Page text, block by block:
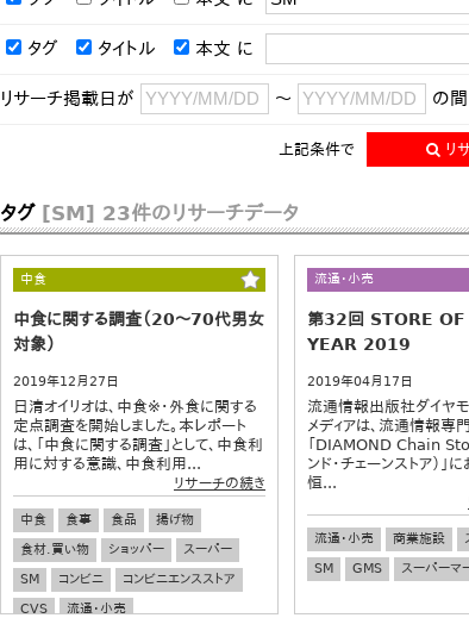
タグ タイトル 本文 に
リサーチ掲載日が ～ の間
上記条件で リ
タグ [SM] 23件のリサーチデータ
中食
中食に関する調査（20～70代男女
対象）
2019年12月27日
日清オイリオは、中食※・外食に関する
定点調査を開始しました。本レポート
は、「中食に関する調査」として、中食利
用に対する意識、中食利用...
リサーチの続き
中食 食事 食品
揚げ物
食材.買い物
ショッパー
スーパー
SM
コンビニ
コンビニエンスストア
CVS
流通・小売
流通・小売
第32回 STORE
YEAR 2019
2019年04月17日
流通情報出版社ダイヤモ
メディアは、流通情報専
「DIAMOND Chain
ンド・チェーンストア）」
恒...
流通・小売 商業施設
SM
GMS スーパーマ